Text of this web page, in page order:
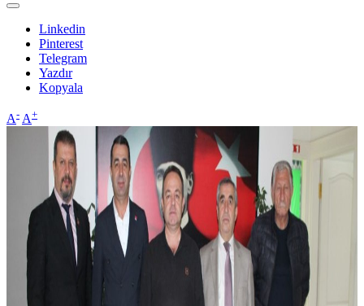
Linkedin
Pinterest
Telegram
Yazdır
Kopyala
A- A+